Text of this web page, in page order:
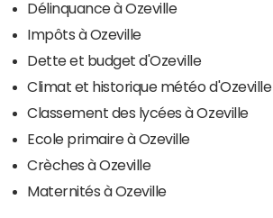
Délinquance à Ozeville
Impôts à Ozeville
Dette et budget d'Ozeville
Climat et historique météo d'Ozeville
Classement des lycées à Ozeville
Ecole primaire à Ozeville
Crèches à Ozeville
Maternités à Ozeville